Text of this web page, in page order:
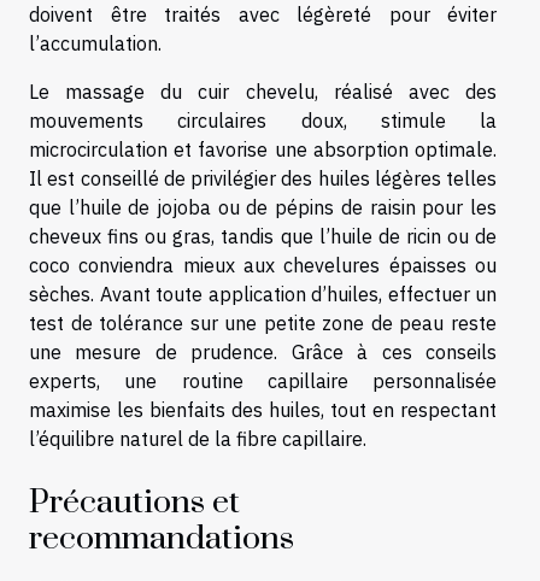
doivent être traités avec légèreté pour éviter
l’accumulation.
Le massage du cuir chevelu, réalisé avec des
mouvements circulaires doux, stimule la
microcirculation et favorise une absorption optimale.
Il est conseillé de privilégier des huiles légères telles
que l’huile de jojoba ou de pépins de raisin pour les
cheveux fins ou gras, tandis que l’huile de ricin ou de
coco conviendra mieux aux chevelures épaisses ou
sèches. Avant toute application d’huiles, effectuer un
test de tolérance sur une petite zone de peau reste
une mesure de prudence. Grâce à ces conseils
experts, une routine capillaire personnalisée
maximise les bienfaits des huiles, tout en respectant
l’équilibre naturel de la fibre capillaire.
Précautions et
recommandations